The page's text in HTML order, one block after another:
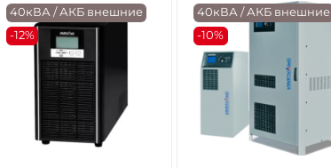
40кВА / АКБ внешние
-12%
40кВА / АКБ внешние
-10%